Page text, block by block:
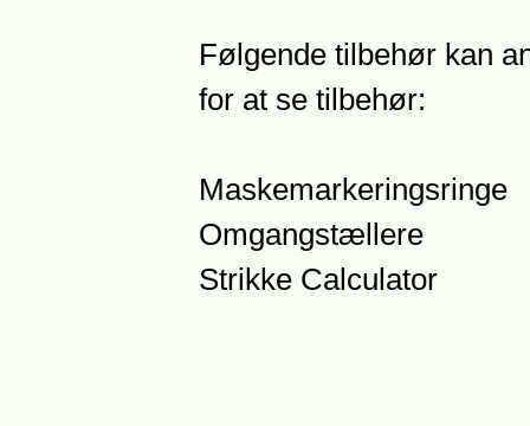
Følgende tilbehør kan
for at se tilbehør:
Maskemarkeringsringe
Omgangstællere
Strikke Calculator